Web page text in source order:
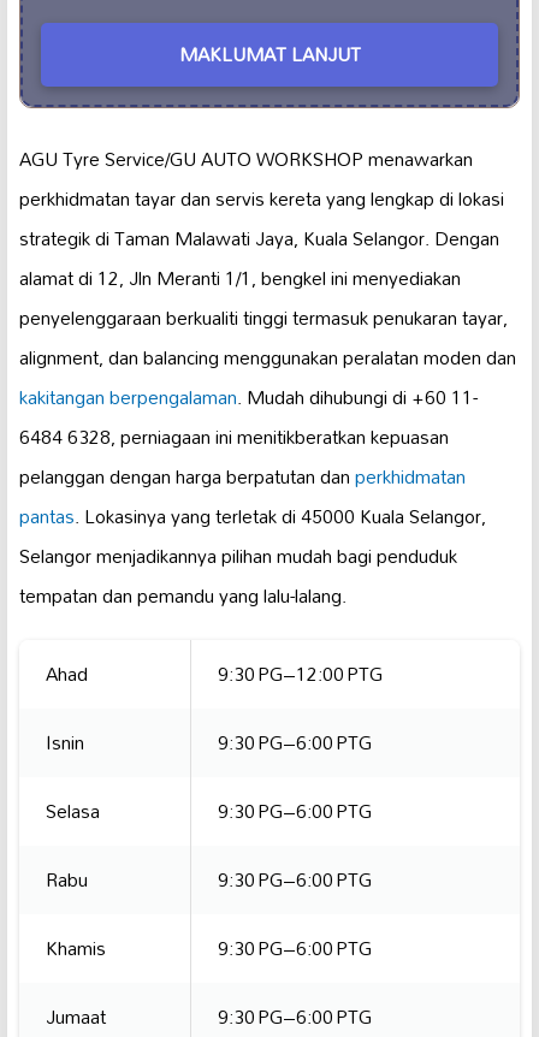
MAKLUMAT LANJUT
AGU Tyre Service/GU AUTO WORKSHOP menawarkan
perkhidmatan tayar dan servis kereta yang lengkap di lokasi
strategik di Taman Malawati Jaya, Kuala Selangor. Dengan
alamat di 12, Jln Meranti 1/1, bengkel ini menyediakan
penyelenggaraan berkualiti tinggi termasuk penukaran tayar,
alignment, dan balancing menggunakan peralatan moden dan
kakitangan berpengalaman. Mudah dihubungi di +60 11-
6484 6328, perniagaan ini menitikberatkan kepuasan
pelanggan dengan harga berpatutan danperkhidmatan
pantas. Lokasinya yang terletak di 45000 Kuala Selangor,
Selangor menjadikannya pilihan mudah bagi penduduk
tempatan dan pemandu yang lalu-lalang.
Ahad
9:30 PG–12:00 PTG
Isnin
9:30 PG–6:00 PTG
Selasa
9:30 PG–6:00 PTG
Rabu
9:30 PG–6:00 PTG
Khamis
9:30 PG–6:00 PTG
Jumaat
9:30 PG–6:00 PTG